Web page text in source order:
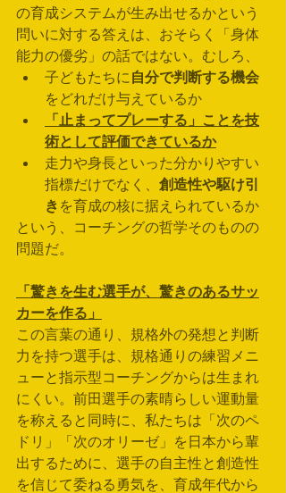
の育成システムが生み出せるかという
問いに対する答えは、おそらく「身体
能力の優劣」の話ではない。むしろ、
子どもたちに 自分で判断する機会
をどれだけ与えているか
「止まってプレーする」ことを技
術として評価できているか
走力や身長といった分かりやすい
指標だけでなく、 創造性や駆け引
き を育成の核に据えられているか
という、コーチングの哲学そのものの
問題だ。
「驚きを生む選手が、驚きのあるサッ
カーを作る」
この言葉の通り、規格外の発想と判断
力を持つ選手は、規格通りの練習メニ
ューと指示型コーチングからは生まれ
にくい。前田選手の素晴らしい運動量
を称えると同時に、私たちは「次のペ
ドリ」「次のオリーゼ」を日本から輩
出するために、選手の自主性と創造性
を信じて委ねる勇気を、育成年代から